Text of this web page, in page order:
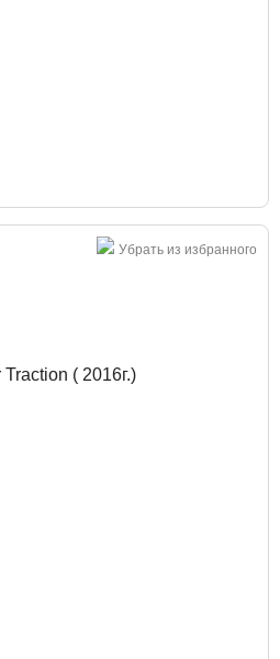
Убрать из избранного